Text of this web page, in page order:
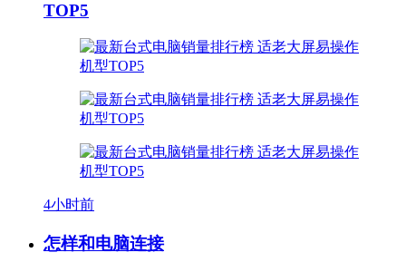
TOP5
4小时前
怎样和电脑连接